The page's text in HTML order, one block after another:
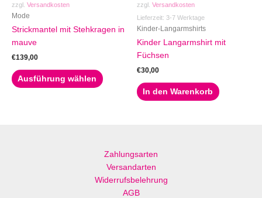
zzgl. Versandkosten
Mode
Strickmantel mit Stehkragen in
mauve
€139,00
Ausführung wählen
gewählt
zzgl. Versandkosten
Lieferzeit: 3-7 Werktage
Kinder-Langarmshirts
Kinder Langarmshirt mit
Füchsen
€30,00
In den Warenkorb
Zahlungsarten
Versandarten
Widerrufsbelehrung
AGB